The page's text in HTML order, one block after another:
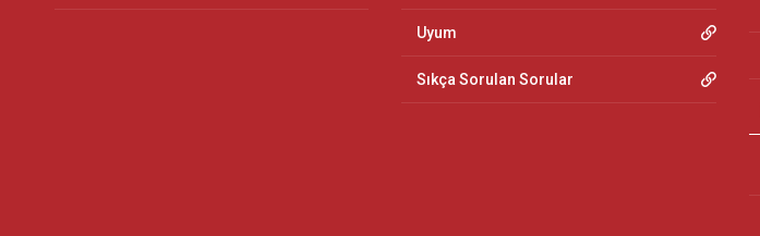
Uyum
Sıkça Sorulan Sorular